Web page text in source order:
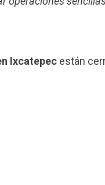
Ixcatepec están